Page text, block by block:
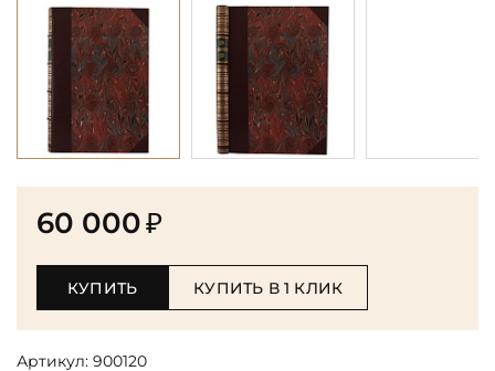
60 000₽
КУПИТЬ КУПИТЬ В 1 КЛИК
Артикул: 900120